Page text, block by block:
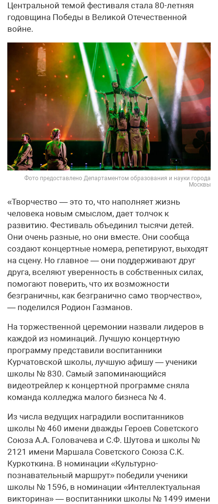
Центральной темой фестиваля стала 80-летняя
годовщина Победы в Великой Отечественной
войне.
Фото предоставлено Департаментом образования и науки города
Москвы
«Творчество — это то, что наполняет жизнь
человека новым смыслом, дает толчок к
развитию. Фестиваль объединил тысячи детей.
Они очень разные, но они вместе. Они сообща
создают концертные номера, репетируют, выходят
на сцену. Но главное — они поддерживают друг
друга, вселяют уверенность в собственных силах,
помогают поверить, что их возможности
безграничны, как безгранично само творчество»,
— поделился Родион Газманов.
На торжественной церемонии назвали лидеров в
каждой из номинаций. Лучшую концертную
программу представили воспитанники
Курчатовской школы, лучшую афишу — ученики
школы № 830. Самый запоминающийся
видеотрейлер к концертной программе сняла
команда колледжа малого бизнеса № 4.
Из числа ведущих наградили воспитанников
школы № 460 имени дважды Героев Советского
Союза А.А. Головачева и С.Ф. Шутова и школы №
2121 имени Маршала Советского Союза С.К.
Куркоткина. В номинации «Культурно-
познавательный маршрут» победили ученики
школы № 1596, в номинации «Интеллектуальная
викторина» — воспитанники школы № 1499 имени